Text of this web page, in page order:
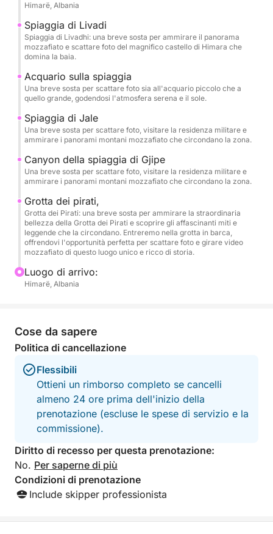
A nord, potrete ammirare la serena bellezza della
spiaggia di Gjipe, dove la luce dorata del tramonto
si riflette dolcemente sull'acqua, creando una scena
quasi onirica.
A sud, il viaggio prosegue verso Porto Palermo,
costeggiando lo storico Castello di Ali Pasha, dove il
crepuscolo e offre uno sfondo indimenticabile per la
serata.
Con il mare calmo, l'aria fresca e uno scenario
spettacolare in ogni direzione, questo tour al
tramonto è perfetto per le coppie in cerca di
un'esperienza romantica, così come per chiunque
desideri rilassarsi e godersi una fuga di pace in riva
al mare.
Himarë, Albania
Spiaggia di Livadi
Spiaggia di Livadhi: una breve sosta per ammirare il panorama
mozzafiato e scattare foto del magnifico castello di Himara che
domina la baia.
Acquario sulla spiaggia
Una breve sosta per scattare foto sia all'acquario piccolo che a
quello grande, godendosi l'atmosfera serena e il sole.
Spiaggia di Jale
Una breve sosta per scattare foto, visitare la residenza militare e
ammirare i panorami montani mozzafiato che circondano la zona.
Canyon della spiaggia di Gjipe
Una breve sosta per scattare foto, visitare la residenza militare e
ammirare i panorami montani mozzafiato che circondano la zona.
Grotta dei pirati,
Grotta dei Pirati: una breve sosta per ammirare la straordinaria
bellezza della Grotta dei Pirati e scoprire gli affascinanti miti e
leggende che la circondano. Entreremo nella grotta in barca,
offrendovi l'opportunità perfetta per scattare foto e girare video
mozzafiato di questo luogo unico e ricco di storia.
Luogo di arrivo:
Himarë, Albania
Cose da sapere
Politica di cancellazione
Flessibili
Ottieni un rimborso completo se cancelli
almeno 24 ore prima dell'inizio della
prenotazione (escluse le spese di servizio e la
commissione).
Diritto di recesso per questa prenotazione:
No. Per saperne di più
Condizioni di prenotazione
Include skipper professionista